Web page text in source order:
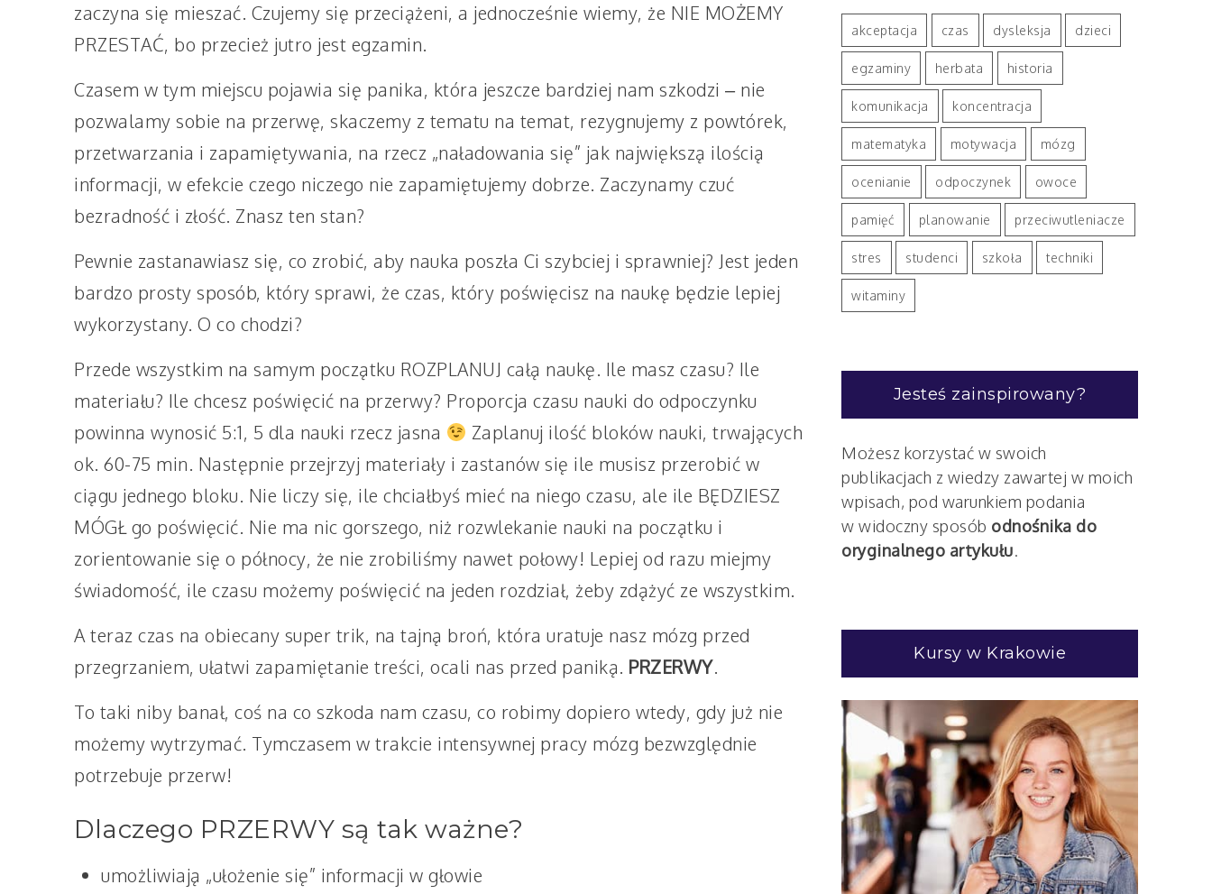
zaczyna się mieszać. Czujemy się przeciążeni, a jednocześnie wiemy, że NIE MOŻEMY
PRZESTAĆ, bo przecież jutro jest egzamin.
Czasem w tym miejscu pojawia się panika, która jeszcze bardziej nam szkodzi – nie
pozwalamy sobie na przerwę, skaczemy z tematu na temat, rezygnujemy z powtórek,
przetwarzania i zapamiętywania, na rzecz „naładowania się” jak największą ilością
informacji, w efekcie czego niczego nie zapamiętujemy dobrze. Zaczynamy czuć
bezradność i złość. Znasz ten stan?
Pewnie zastanawiasz się, co zrobić, aby nauka poszła Ci szybciej i sprawniej? Jest jeden
bardzo prosty sposób, który sprawi, że czas, który poświęcisz na naukę będzie lepiej
wykorzystany. O co chodzi?
Przede wszystkim na samym początku ROZPLANUJ całą naukę. Ile masz czasu? Ile
materiału? Ile chcesz poświęcić na przerwy? Proporcja czasu nauki do odpoczynku
powinna wynosić 5:1, 5 dla nauki rzecz jasna
Zaplanuj ilość bloków nauki, trwających
ok. 60-75 min. Następnie przejrzyj materiały i zastanów się ile musisz przerobić w
ciągu jednego bloku. Nie liczy się, ile chciałbyś mieć na niego czasu, ale ile BĘDZIESZ
MÓGŁ go poświęcić. Nie ma nic gorszego, niż rozwlekanie nauki na początku i
zorientowanie się o północy, że nie zrobiliśmy nawet połowy! Lepiej od razu miejmy
świadomość, ile czasu możemy poświęcić na jeden rozdział, żeby zdążyć ze wszystkim.
A teraz czas na obiecany super trik, na tajną broń, która uratuje nasz mózg przed
przegrzaniem, ułatwi zapamiętanie treści, ocali nas przed paniką. PRZERWY.
To taki niby banał, coś na co szkoda nam czasu, co robimy dopiero wtedy, gdy już nie
możemy wytrzymać. Tymczasem w trakcie intensywnej pracy mózg bezwzględnie
potrzebuje przerw!
Dlaczego PRZERWY są tak ważne?
umożliwiają „ułożenie się” informacji w głowie
akceptacja czas dysleksja dzieci
egzaminy herbata historia
komunikacja koncentracja
matematyka motywacja mózg
ocenianie odpoczynek owoce
pamięć planowanie przeciwutleniacze
stres studenci szkoła techniki
witaminy
Jesteś zainspirowany?
Możesz korzystać w swoich
publikacjach z wiedzy zawartej w moich
wpisach, pod warunkiem podania
w widoczny sposób odnośnika do
oryginalnego artykułu.
Kursy w Krakowie